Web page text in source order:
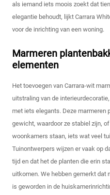
als iemand iets moois zoekt dat
elegantie behoudt, lijkt Carrara
voor de inrichting van een woning.
Marmeren
elementen
Het toevoegen van Carrara-wit
uitstraling van de
met iets elegants. Deze marmeren
gewicht, waardoor ze stabiel zijn,
woonkamers staan, iets wat veel
Tuinontwerpers wijzen er vaak op
tijd en dat het de planten die erin
uitkomen. We hebben gemerkt dat
is geworden in de